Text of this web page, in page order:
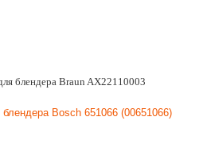
блендера Braun AX22110003